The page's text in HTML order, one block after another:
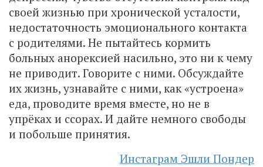
своей жизнью при хронической усталости,
недостаточность эмоционального контакта
с родителями. Не пытайтесь кормить
больных анорексией насильно, это ни к чему
не приводит. Говорите с ними. Обсуждайте
их жизнь, узнавайте с ними, как «устроена»
еда, проводите время вместе, но не в
упрёках и ссорах. И дайте немного свободы
и побольше принятия.
Инстаграм Эшли Пондер